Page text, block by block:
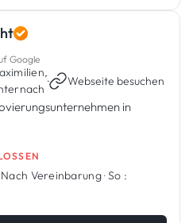
Google
· Webseite besuchen
in
Nach Vereinbarung·So :